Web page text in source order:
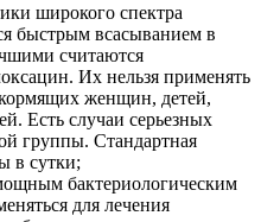
широкого спектра
быстрым всасыванием в
считаются
Их нельзя применять
женщин, детей,
Есть случаи серьезных
группы. Стандартная
в сутки;
бактериологическим
для лечения